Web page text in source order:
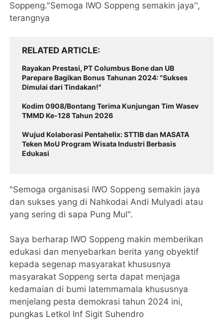
Soppeng."Semoga IWO Soppeng semakin jaya'',
terangnya
RELATED ARTICLE
Rayakan Prestasi, PT Columbus Bone dan UB
Parepare Bagikan Bonus Tahunan 2024: "Sukses
Dimulai dari Tindakan!"
Kodim 0908/Bontang Terima Kunjungan Tim Wasev
TMMD Ke-128 Tahun 2026
Wujud Kolaborasi Pentahelix: STTIB dan MASATA
Teken MoU Program Wisata Industri Berbasis
Edukasi
"Semoga organisasi IWO Soppeng semakin jaya
dan sukses yang di Nahkodai Andi Mulyadi atau
yang sering di sapa Pung Mul".
Saya berharap IWO Soppeng makin memberikan
edukasi dan menyebarkan berita yang obyektif
kepada segenap masyarakat khususnya
masyarakat Soppeng serta dapat menjaga
kedamaian di bumi latemmamala khususnya
menjelang pesta demokrasi tahun 2024 ini,
pungkas Letkol Inf Sigit Suhendro